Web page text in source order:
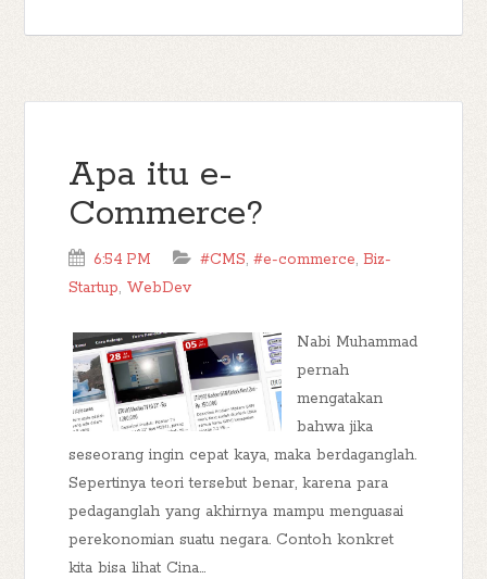
Apa itu e-
Commerce?
6:54 PM #CMS,#e-commerce,Biz-
Startup, WebDev
Nabi Muhammad
pernah
mengatakan
bahwa jika
seseorang ingin cepat kaya, maka berdaganglah.
Sepertinya teori tersebut benar, karena para
pedaganglah yang akhirnya mampu menguasai
perekonomian suatu negara. Contoh konkret
kita bisa lihat Cina...